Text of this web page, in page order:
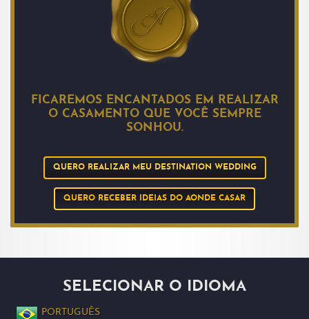
FICAREMOS ENCANTADOS EM REALIZAR
O CASAMENTO QUE VOCÊ SEMPRE
SONHOU.
QUERO REALIZAR MEU DESTINATION WEDDING
QUERO RECEBER IDEIAS DO AONDE CASAR
SELECIONAR O IDIOMA
PORTUGUÊS